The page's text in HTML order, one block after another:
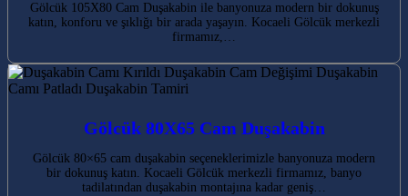
Gölcük 105X80 Cam Duşakabin ile banyonuza modern bir dokunuş
katın, konforu ve şıklığı bir arada yaşayın. Kocaeli Gölcük merkezli
firmamız,…
Gölcük 80X65 Cam Duşakabin
Gölcük 80×65 cam duşakabin seçeneklerimizle banyonuza modern
bir dokunuş katın. Kocaeli Gölcük merkezli firmamız, banyo
tadilatından duşakabin montajına kadar geniş…